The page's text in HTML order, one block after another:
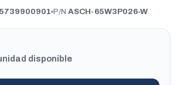
P/N ASCH-65W3P026-W
disponible